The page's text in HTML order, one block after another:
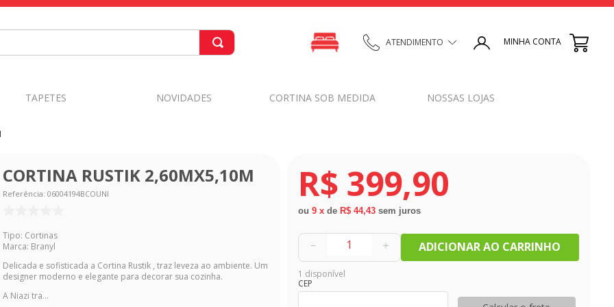
ATENDIMENTO MINHA CONTA
TAPETES NOVIDADES CORTINA SOB MEDIDA NOSSAS LOJAS
CORTINA RUSTIK 2,60MX5,10M
Referência: 06004194BCOUNI
Tipo: Cortinas
Marca: Branyl
Delicada e sofisticada a Cortina Rustik , traz leveza ao ambiente. Um
designer moderno e elegante para decorar sua cozinha.
A Niazi tra...
R$ 399,90
ou 9 xde R$ 44,43 sem juros
＋
－
1 disponível
ADICIONAR AO CARRINHO
CEP